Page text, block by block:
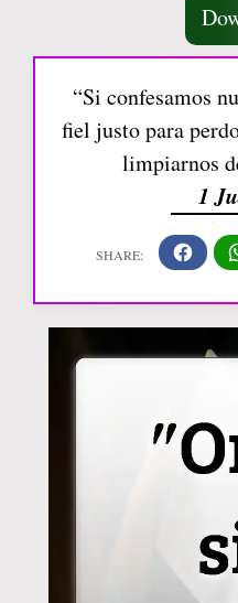
“Si confesamos
fiel justo para
limpiarnos
1